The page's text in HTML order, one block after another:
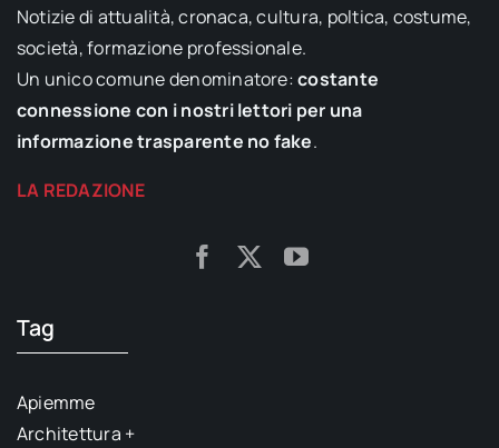
Notizie di attualità, cronaca, cultura, poltica, costume,
società, formazione professionale.
Un unico comune denominatore:costante
connessione con i nostri lettori per una
informazione trasparente no fake.
LA REDAZIONE
Tag
Apiemme
Architettura +